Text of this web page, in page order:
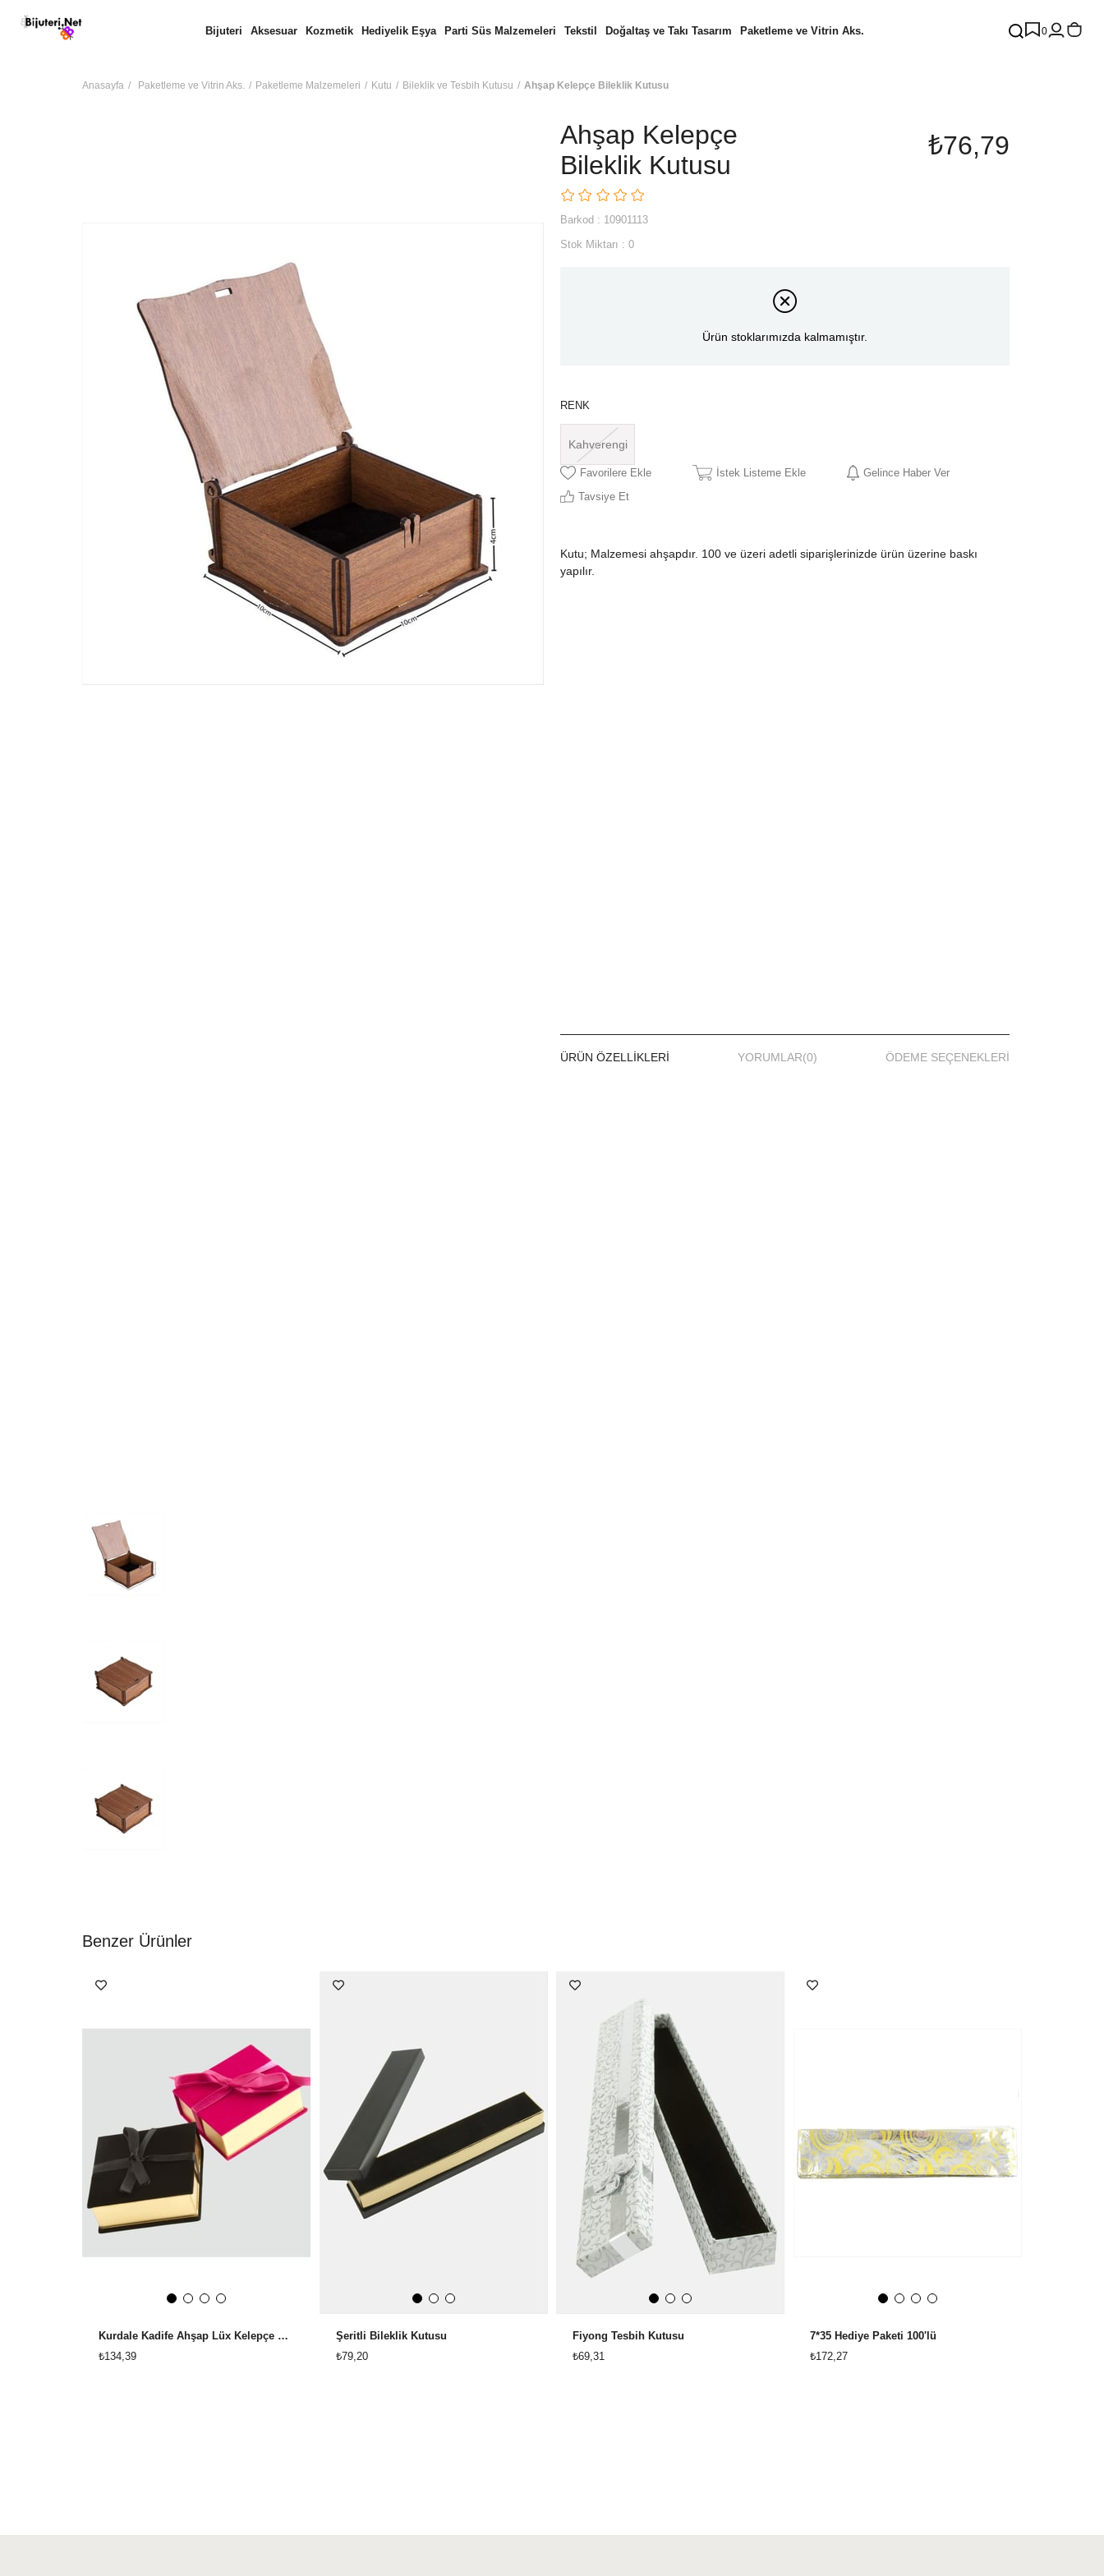
Bijuteri Aksesuar Kozmetik Hediyelik Eşya Parti Süs Malzemeleri Tekstil Doğaltaş ve Takı Tasarım Paketleme ve Vitrin Aks. 0
Anasayfa Paketleme ve Vitrin Aks. Paketleme Malzemeleri Kutu Bileklik ve Tesbih Kutusu Ahşap Kelepçe Bileklik Kutusu
Ahşap Kelepçe
Bileklik Kutusu
₺76,79
Barkod : 10901113
Stok Miktarı : 0
Ürün stoklarımızda kalmamıştır.
RENK
Kahverengi
Favorilere Ekle İstek Listeme Ekle
Gelince Haber Ver
Tavsiye Et
Kutu; Malzemesi ahşapdır. 100 ve üzeri adetli siparişlerinizde ürün üzerine baskı
yapılır.
ÜRÜN ÖZELLIKLERI YORUMLAR(0) ÖDEME SEÇENEKLERI
Benzer Ürünler
Kurdale Kadife Ahşap Lüx Kelepçe Bileklik Kutusu
₺134,39
Şeritli Bileklik Kutusu
₺79,20
Fiyong Tesbih Kutusu
₺69,31
7*35 Hediye Paketi 100'lü
₺172,27